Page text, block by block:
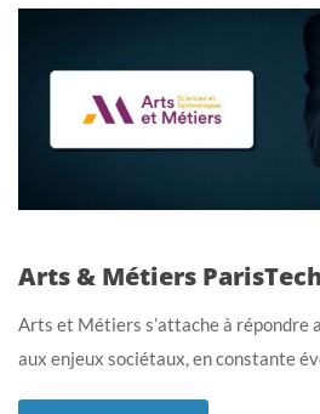
Arts & Métiers
Arts et Métiers s’attache à répondre
aux enjeux sociétaux, en constante